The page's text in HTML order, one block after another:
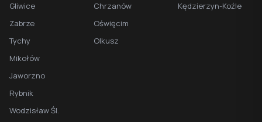
Gliwice
Zabrze
Tychy
Mikołów
Jaworzno
Rybnik
Wodzisław Śl.
Chrzanów
Oświęcim
Olkusz
Kędzierzyn-Koźle